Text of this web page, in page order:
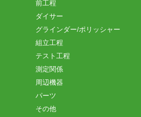
前工程
ダイサー
グラインダー/ポリッシャー
組立工程
テスト工程
測定関係
周辺機器
パーツ
その他